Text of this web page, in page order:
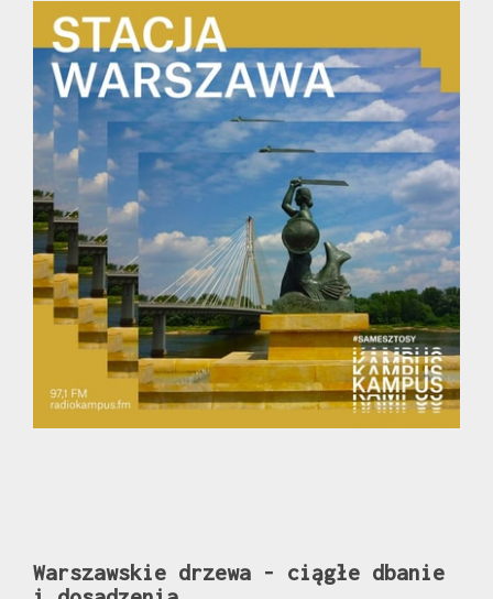
Warszawskie drzewa - ciągłe dbanie